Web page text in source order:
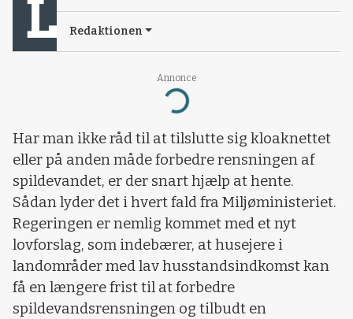
Annonce
Loading...
Redaktionen
Har man ikke råd til at tilslutte sig kloaknettet
eller på anden måde forbedre rensningen af
spildevandet, er der snart hjælp at hente.
Sådan lyder det i hvert fald fra Miljøministeriet.
Regeringen er nemlig kommet med et nyt
lovforslag, som indebærer, at husejere i
landområder med lav husstandsindkomst kan
få en længere frist til at forbedre
spildevandsrensningen og tilbudt en